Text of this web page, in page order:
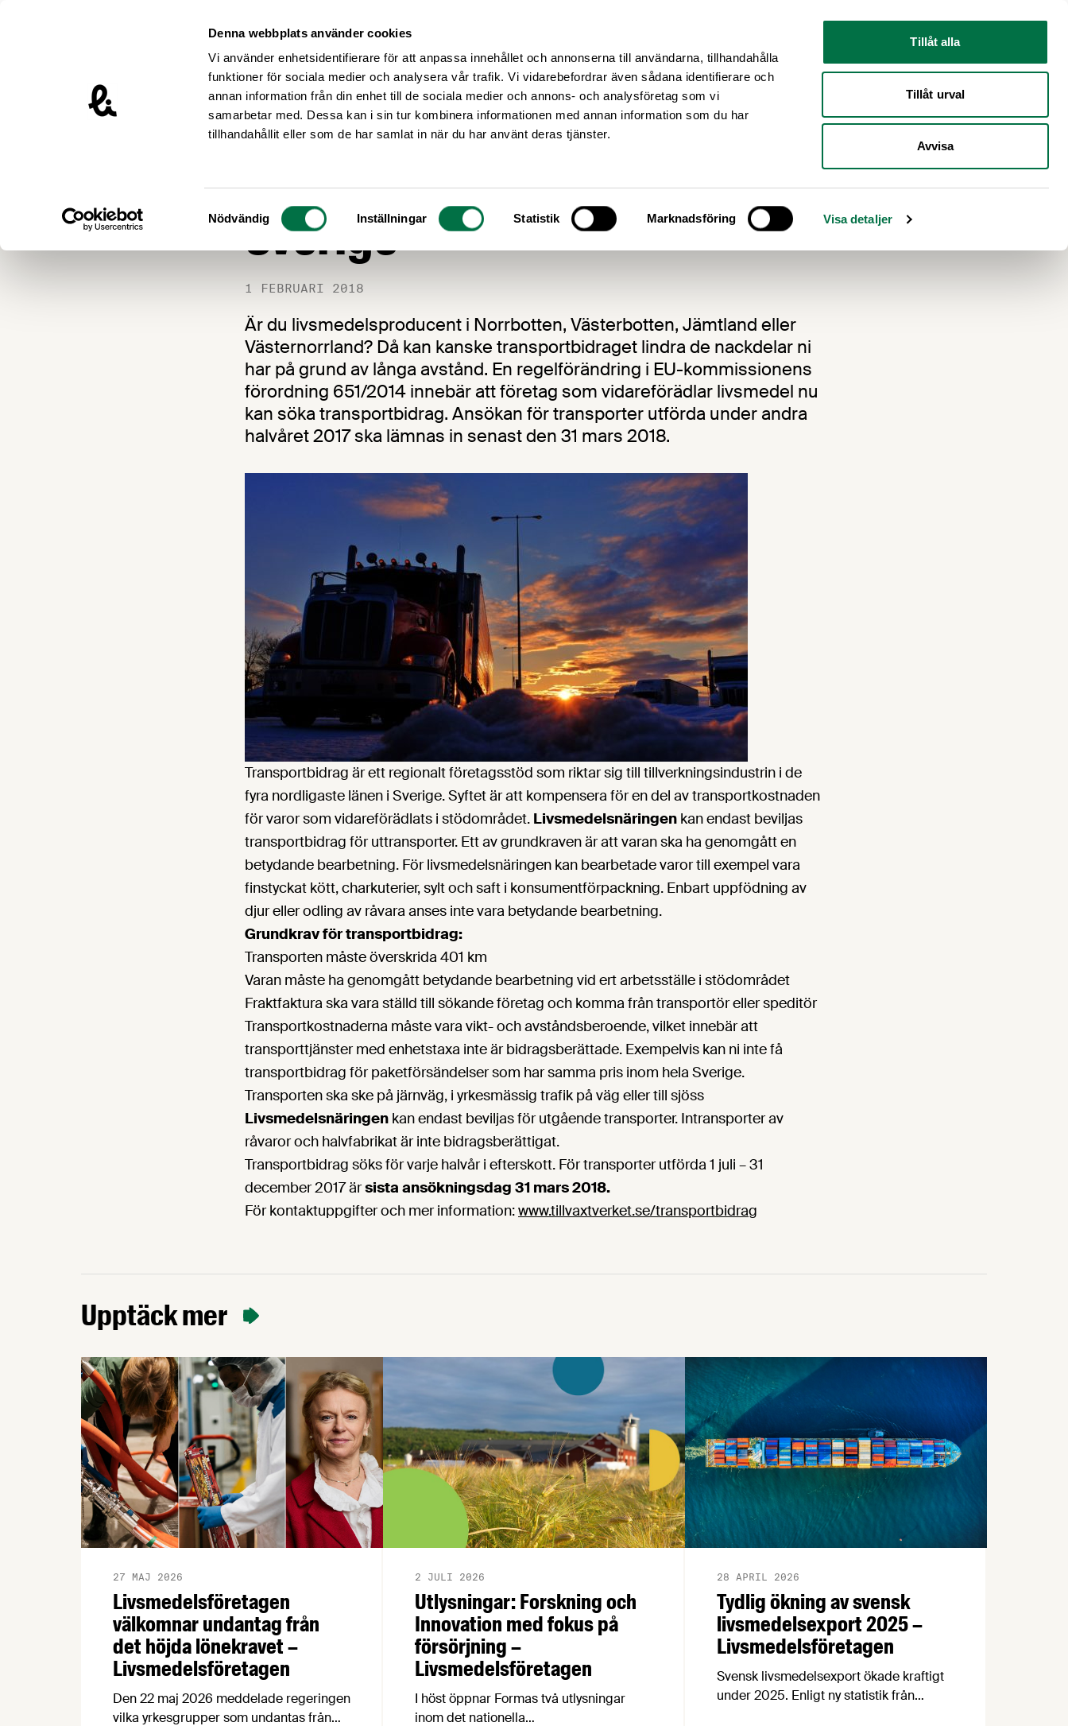
Denna webbplats använder cookies
Vi använder enhetsidentifierare för att anpassa innehållet och annonserna till användarna, tillhandahålla
funktioner för sociala medier och analysera vår trafik. Vi vidarebefordrar även sådana identifierare och
annan information från din enhet till de sociala medier och annons- och analysföretag som vi
samarbetar med. Dessa kan i sin tur kombinera informationen med annan information som du har
tillhandahållit eller som de har samlat in när du har använt deras tjänster.
Samtyckesval
Nödvändig Inställningar Statistik Marknadsföring Visa detaljer
Tillåt alla
Tillåt urval
Avvisa
Livsmedelsföretagen – till startsidan
Nyheter
Transportbidrag till norra
Sverige
1 FEBRUARI 2018
Är du livsmedelsproducent i Norrbotten, Västerbotten, Jämtland eller
Västernorrland? Då kan kanske transportbidraget lindra de nackdelar ni
har på grund av långa avstånd. En regelförändring i EU-kommissionens
förordning 651/2014 innebär att företag som vidareförädlar livsmedel nu
kan söka transportbidrag. Ansökan för transporter utförda under andra
halvåret 2017 ska lämnas in senast den 31 mars 2018.
Transportbidrag är ett regionalt företagsstöd som riktar sig till tillverkningsindustrin i de
fyra nordligaste länen i Sverige. Syftet är att kompensera för en del av transportkostnaden
för varor som vidareförädlats i stödområdet. Livsmedelsnäringen kan endast beviljas
transportbidrag för uttransporter. Ett av grundkraven är att varan ska ha genomgått en
betydande bearbetning. För livsmedelsnäringen kan bearbetade varor till exempel vara
finstyckat kött, charkuterier, sylt och saft i konsumentförpackning. Enbart uppfödning av
djur eller odling av råvara anses inte vara betydande bearbetning.
Grundkrav för transportbidrag:
Transporten måste överskrida 401 km
Varan måste ha genomgått betydande bearbetning vid ert arbetsställe i stödområdet
Fraktfaktura ska vara ställd till sökande företag och komma från transportör eller speditör
Transportkostnaderna måste vara vikt- och avståndsberoende, vilket innebär att
transporttjänster med enhetstaxa inte är bidragsberättade. Exempelvis kan ni inte få
transportbidrag för paketförsändelser som har samma pris inom hela Sverige.
Transporten ska ske på järnväg, i yrkesmässig trafik på väg eller till sjöss
Livsmedelsnäringen kan endast beviljas för utgående transporter. Intransporter av
råvaror och halvfabrikat är inte bidragsberättigat.
Transportbidrag söks för varje halvår i efterskott. För transporter utförda 1 juli – 31
december 2017 ärsista ansökningsdag 31 mars 2018.
För kontaktuppgifter och mer information:www.tillvaxtverket.se/transportbidrag
Upptäck mer
Livsmedelsföretagen
välkomnar undantag från
det höjda lönekravet –
Livsmedelsföretagen
27 MAJ 2026
Den 22 maj 2026 meddelade regeringen
vilka yrkesgrupper som undantas från
Utlysningar: Forskning och
Innovation med fokus på
försörjning –
Livsmedelsföretagen
2 JULI 2026
I höst öppnar Formas två utlysningar
inom det nationella
Tydlig ökning av svensk
livsmedelsexport 2025 –
Livsmedelsföretagen
28 APRIL 2026
Svensk livsmedelsexport ökade kraftigt
under 2025. Enligt ny statistik från